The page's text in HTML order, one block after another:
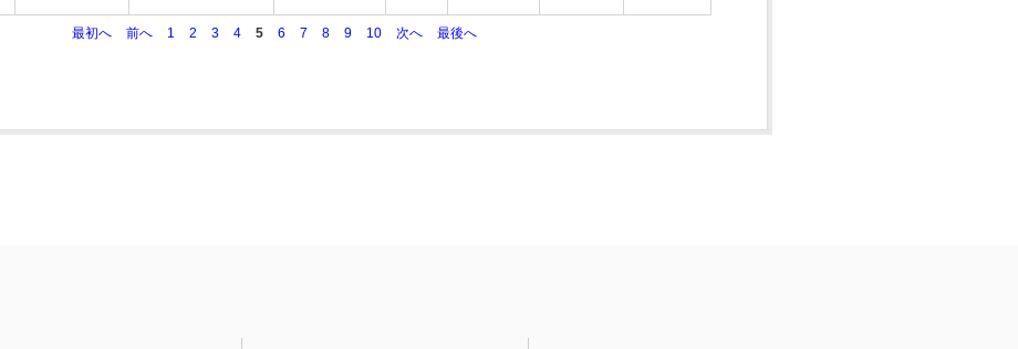
最初へ 前へ 1 2 3 4 5 6 7 8 9 10 次へ 最後へ